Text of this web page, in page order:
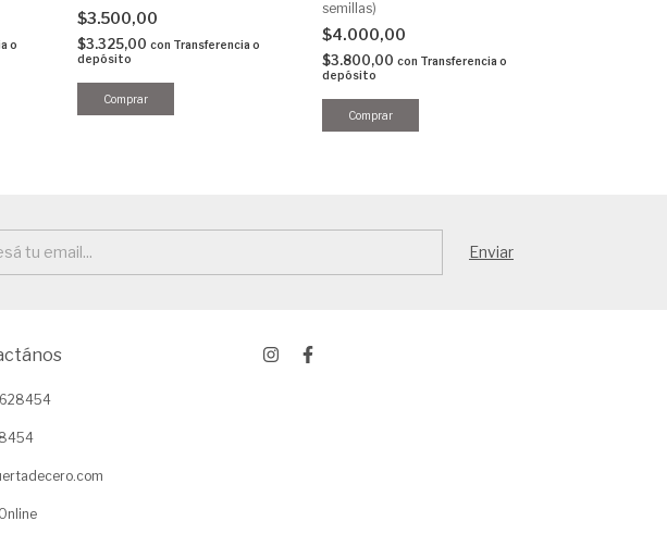
o
$3.500,00
$3.325,00 con Transferencia o
depósito
semillas)
$4.000,00
$3.800,00 con Transferencia o
depósito